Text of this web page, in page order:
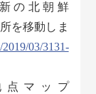
北朝鮮
を移動しま
03/3131-
マップ